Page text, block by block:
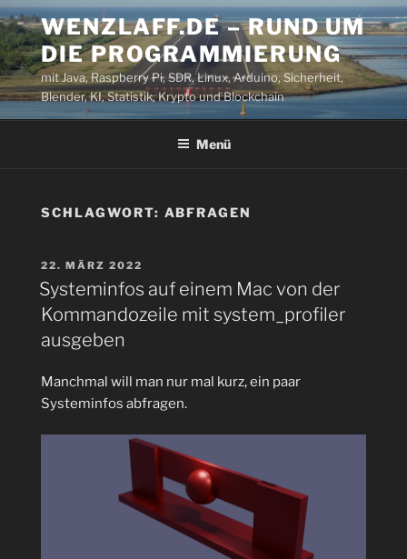
Zum
Inhalt
springen
WENZLAFF.DE – RUND UM
DIE PROGRAMMIERUNG
mit Java, Raspberry Pi, SDR, Linux, Arduino, Sicherheit,
Blender, KI, Statistik, Krypto und Blockchain
Menü
SCHLAGWORT: ABFRAGEN
VERÖFFENTLICHT
AM
22. MÄRZ 2022
Systeminfos auf einem Mac von der
Kommandozeile mit system_profiler
ausgeben
Manchmal will man nur mal kurz, ein paar
Systeminfos abfragen.